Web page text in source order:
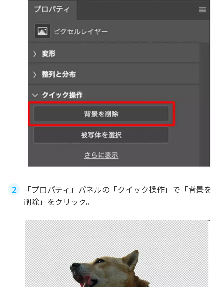
「プロパティ」パネルの「クイック操作」で「背景を
削除」をクリック。